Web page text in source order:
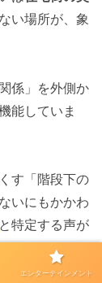
い場所が、象
係」を外側か
能していま
す「階段下の
いにもかかわ
と特定する声が
います。
エンターテインメント